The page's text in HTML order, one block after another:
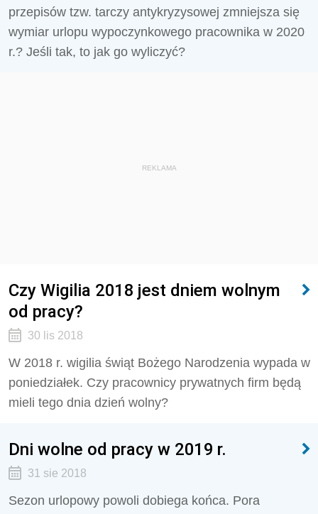
przepisów tzw. tarczy antykryzysowej zmniejsza się
wymiar urlopu wypoczynkowego pracownika w 2020
r.? Jeśli tak, to jak go wyliczyć?
REKLAMA
Czy Wigilia 2018 jest dniem wolnym
od pracy?
30 lis 2018
W 2018 r. wigilia świąt Bożego Narodzenia wypada w
poniedziałek. Czy pracownicy prywatnych firm będą
mieli tego dnia dzień wolny?
Dni wolne od pracy w 2019 r.
31 sie 2018
Sezon urlopowy powoli dobiega końca. Pora